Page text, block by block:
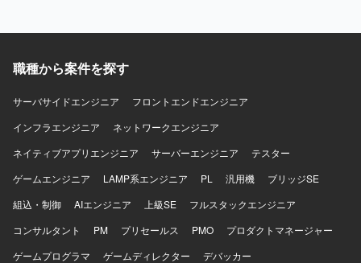
なプロジェクトに参画し、調達・購買領域における専門性
だけます。MMリードとしてのキャリア形成や他モジュール
S/4HANAまたはECC環境上でのMM領域を中心としたシス
発生する可能性があります。
職種から案件を探す
サーバサイドエンジニア
フロントエンドエンジニア
インフラエンジニア
ネットワークエンジニア
ネイティブアプリエンジニア
サーバーエンジニア
テスター
ゲームエンジニア
LAMP系エンジニア PL 汎用機
ブリッジSE
組込・制御
AIエンジニア 上級SE
フルスタックエンジニア
コンサルタント
PM プリセールス PMO
プロダクトマネージャー
ゲームプログラマ
ゲームディレクター
デバッカー